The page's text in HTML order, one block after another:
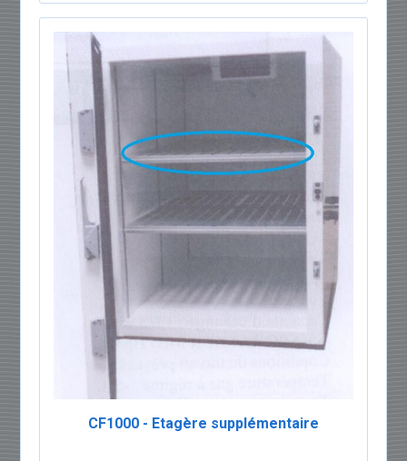
CF1000 - Etagère supplémentaire